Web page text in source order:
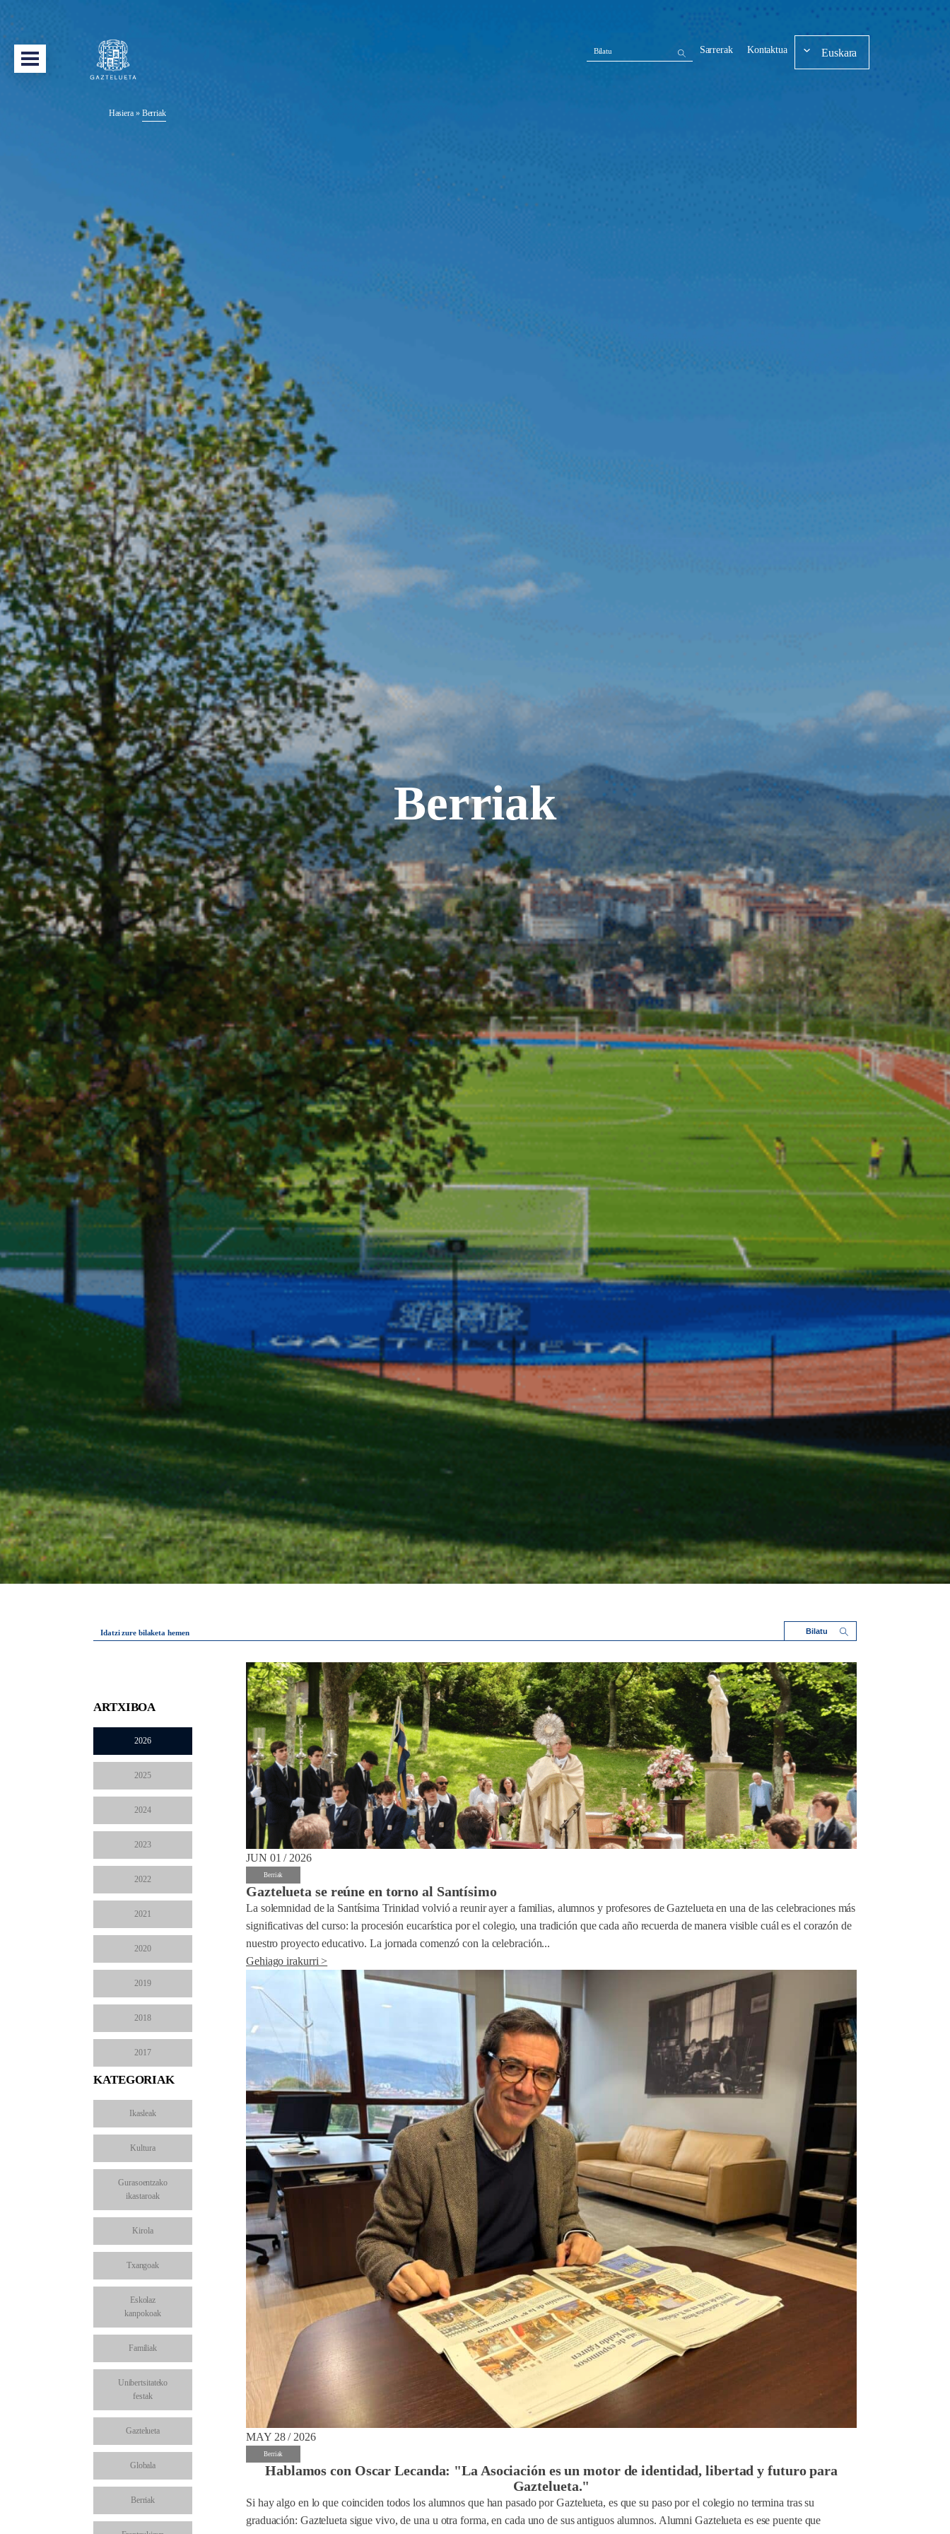
Hasiera» Berriak
Bilatu Sarrerak Kontaktua Euskara
Berriak
Idatzi zure bilaketa hemen
ARTXIBOA
2026
2025
2024
2023
2022
2021
2020
2019
2018
2017
KATEGORIAK
Ikasleak
Kultura
Gurasoentzako
ikastaroak
Kirola
Txangoak
Eskolaz
kanpokoak
Familiak
Unibertsitateko
festak
Gaztelueta
Globala
Berriak
JUN 01 / 2026
Berriak
Gaztelueta se reúne en torno al Santísimo
La solemnidad de la Santísima Trinidad volvió a reunir ayer a familias, alumnos y profesores de Gaztelueta en una de las celebraciones más
significativas del curso: la procesión eucarística por el colegio, una tradición que cada año recuerda de manera visible cuál es el corazón de
nuestro proyecto educativo. La jornada comenzó con la celebración...
Gehiago irakurri >
MAY 28 / 2026
Berriak
Hablamos con Oscar Lecanda: "La Asociación es un motor de identidad, libertad y futuro para
Gaztelueta."
Si hay algo en lo que coinciden todos los alumnos que han pasado por Gaztelueta, es que su paso por el colegio no termina tras su
graduación: Gaztelueta sigue vivo, de una u otra forma, en cada uno de sus antiguos alumnos. Alumni Gaztelueta es ese puente que